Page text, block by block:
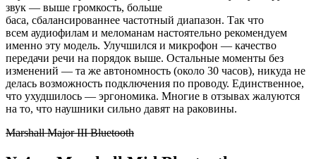
звук — выше громкость, больше
баса, сбалансированнее частотный диапазон. Так что
всем аудиофилам и меломанам настоятельно рекомендуем
именно эту модель. Улучшился и микрофон — качество
передачи речи на порядок выше. Остальные моменты без
изменений — та же автономность (около 30 часов), никуда не
делась возможность подключения по проводу. Единственное,
что ухудшилось — эргономика. Многие в отзывах жалуются
на то, что наушники сильно давят на раковины.
Marshall Major III Bluetooth